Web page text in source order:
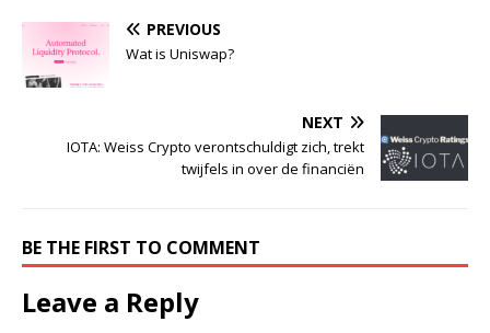
PREVIOUS
Wat is Uniswap?
NEXT
IOTA: Weiss Crypto verontschuldigt zich, trekt
twijfels in over de financiën
BE THE FIRST TO COMMENT
Leave a Reply